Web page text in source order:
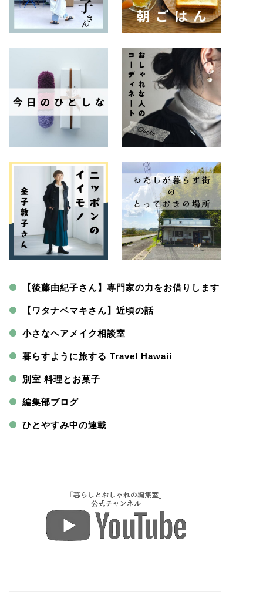
【後藤由紀子さん】専門家の力をお借りします
【ワタナベマキさん】近頃の話
小さなヘアメイク相談室
暮らすように旅する Travel Hawaii
別室 料理とお菓子
編集部ブログ
ひとやすみ中の連載